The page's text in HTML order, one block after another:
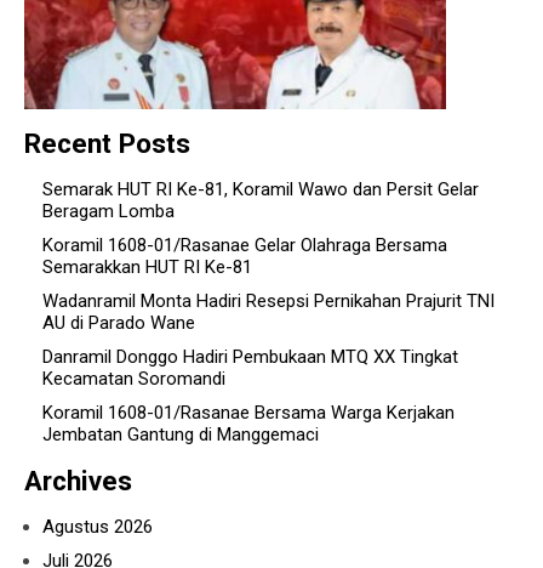
Recent Posts
Semarak HUT RI Ke-81, Koramil Wawo dan Persit Gelar
Beragam Lomba
Koramil 1608-01/Rasanae Gelar Olahraga Bersama
Semarakkan HUT RI Ke-81
Wadanramil Monta Hadiri Resepsi Pernikahan Prajurit TNI
AU di Parado Wane
Danramil Donggo Hadiri Pembukaan MTQ XX Tingkat
Kecamatan Soromandi
Koramil 1608-01/Rasanae Bersama Warga Kerjakan
Jembatan Gantung di Manggemaci
Archives
Agustus 2026
Juli 2026